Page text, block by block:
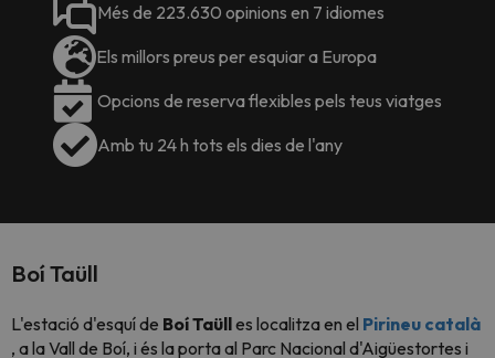
Més de 223.630 opinions en 7 idiomes
Els millors preus per esquiar a Europa
Opcions de reserva flexibles pels teus viatges
Amb tu 24 h tots els dies de l'any
Boí Taüll
L'estació d'esquí de Boí Taülles localitza en el Pirineu català
, a la Vall de Boí, i és la porta al Parc Nacional d'Aigüestortes i